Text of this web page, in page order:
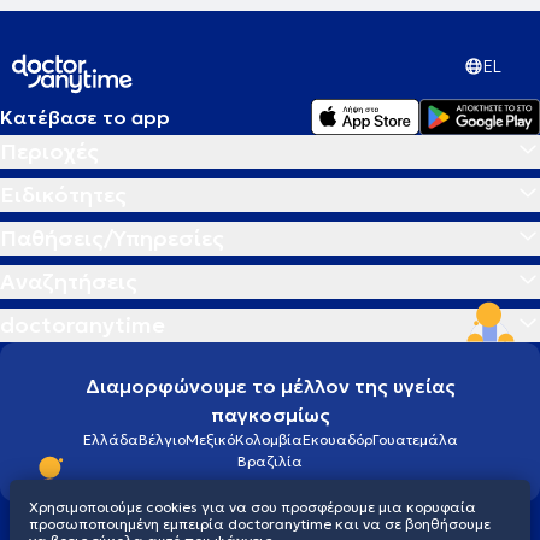
EL
Κατέβασε το app
Διαμορφώνουμε το μέλλον της υγείας
παγκοσμίως
ΕλλάδαΒέλγιοΜεξικόΚολομβίαΕκουαδόρΓουατεμάλα
Βραζιλία
Χρησιμοποιούμε cookies για να σου προσφέρουμε μια κορυφαία
προσωποποιημένη εμπειρία doctoranytime και να σε βοηθήσουμε